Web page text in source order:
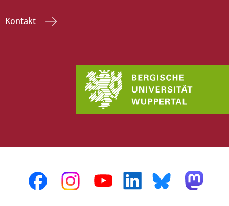
Kontakt